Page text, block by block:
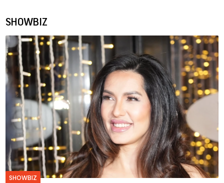
SHOWBIZ
SHOWBIZ